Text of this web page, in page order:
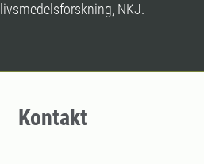
livsmedelsforskning, NKJ.
Kontakt